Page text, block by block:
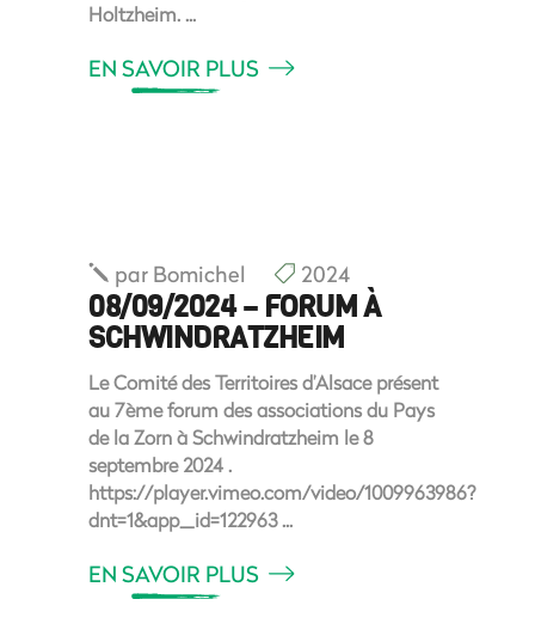
Holtzheim.
EN SAVOIR PLUS
par Bomichel 2024
08/09/2024 – FORUM À
SCHWINDRATZHEIM
Le Comité des Territoires d’Alsace présent
au 7ème forum des associations du Pays
de la Zorn à Schwindratzheim le 8
septembre 2024 .
https://player.vimeo.com/video/1009963986?
dnt=1&app_id=122963
EN SAVOIR PLUS